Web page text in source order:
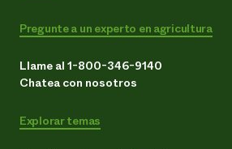
Pregunte a un experto en agricultura
Llame al 1-800-346-9140
Chatea con nosotros
Explorar temas